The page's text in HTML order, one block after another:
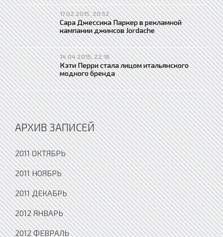
17.02.2015, 20:52
Сара Джессика Паркер в рекламной
кампании джинсов Jordache
14.04.2015, 22:16
Кэти Перри стала лицом итальянского
модного бренда
АРХИВ ЗАПИСЕЙ
2011 ОКТЯБРЬ
2011 НОЯБРЬ
2011 ДЕКАБРЬ
2012 ЯНВАРЬ
2012 ФЕВРАЛЬ